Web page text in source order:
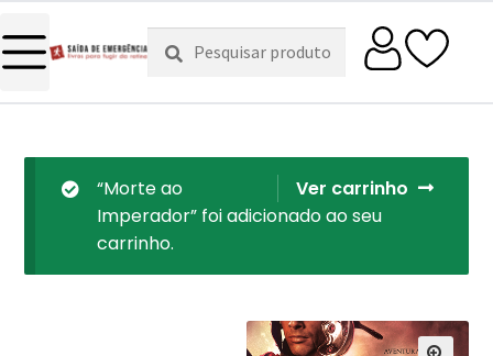
Pesquisar
por:
Pesquisa
Ver carrinho
“Morte ao
Imperador” foi adicionado ao seu
carrinho.